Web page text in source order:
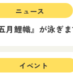
ニュース
月鯉幟』が泳ぎ
イベント